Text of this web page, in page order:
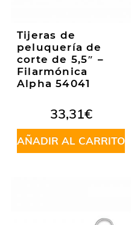
Tijeras de
peluquería de
corte de 5,5″ –
Filarmónica
Alpha 54041
33,31€
AÑADIR AL CARRITO